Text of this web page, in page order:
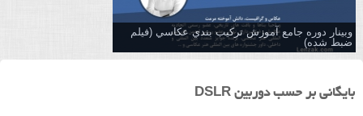
وبینار دوره جامع آموزش تركيب بندي عكاسي (فیلم
ضبط شده)
بایگانی بر حسب دوربین DSLR